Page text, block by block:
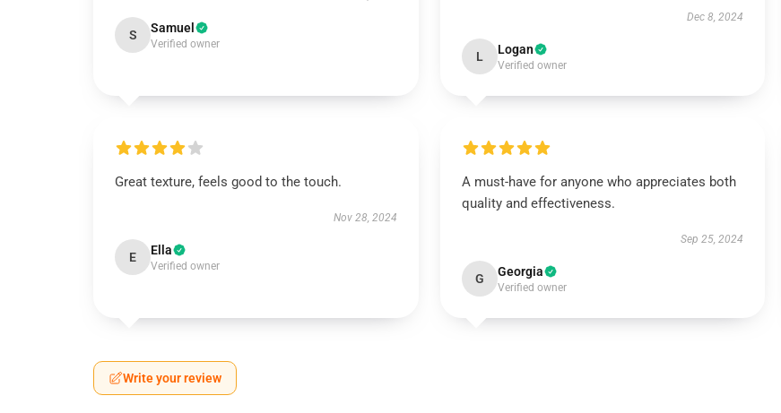
S Samuel
Verified owner
Dec 8, 2024
L Logan
Verified owner
Great texture, feels good to the touch.
Nov 28, 2024
E Ella
Verified owner
A must-have for anyone who appreciates both
quality and effectiveness.
Sep 25, 2024
G Georgia
Verified owner
Write your review